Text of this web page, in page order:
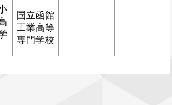
国立函館
工業高等
専門学校